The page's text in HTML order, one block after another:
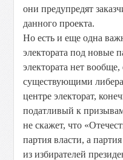
они предупредят
данного проекта.
Но есть и еще одна
электората под новые
электората нет
существующими
центре электорат,
податливый к
не скажет, что
партия власти, а
из избирателей